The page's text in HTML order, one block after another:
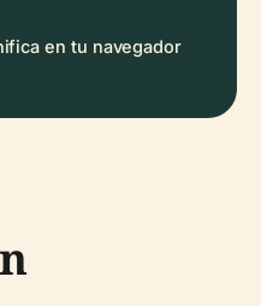
en tu navegador